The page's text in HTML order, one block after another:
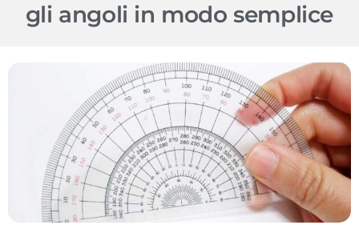
gli angoli in modo semplice